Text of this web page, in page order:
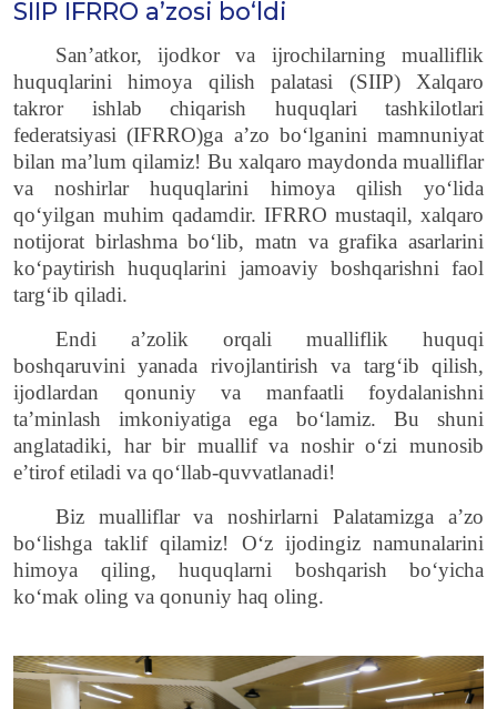
SIIP IFRRO a’zosi bo‘ldi
San’atkor, ijodkor va ijrochilarning mualliflik
huquqlarini himoya qilish palatasi (SIIP) Xalqaro
takror ishlab chiqarish huquqlari tashkilotlari
federatsiyasi (IFRRO)ga a’zo bo‘lganini mamnuniyat
bilanma’lumqilamiz! Bu xalqaro maydonda mualliflar
va noshirlar huquqlarini himoya qilish yo‘lida
qo‘yilgan muhim qadamdir. IFRRO mustaqil, xalqaro
notijorat birlashma bo‘lib, matn va grafika asarlarini
ko‘paytirish huquqlarini jamoaviy boshqarishni faol
targ‘ib qiladi.
Endi a’zolik
orqali mualliflik huquqi
boshqaruvini yanada rivojlantirish va targ‘ib qilish,
ijodlardan qonuniy va manfaatli foydalanishni
ta’minlash imkoniyatiga ega bo‘lamiz. Bu shuni
anglatadiki, har bir muallif va noshir o‘zi munosib
e’tirofetiladi va qo‘llab-quvvatlanadi!
Biz mualliflar va noshirlarniPalatamizga
a’zo
bo‘lishga taklif qilamiz! O‘z ijodingiz namunalarini
himoya qiling, huquqlarni boshqarish bo‘yicha
ko‘mak oling va qonuniy haq oling.